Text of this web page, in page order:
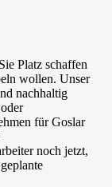
Platz schaffen
wollen. Unser
nachhaltig
für Goslar
noch jetzt,